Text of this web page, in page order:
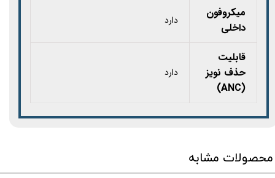
میکروفون
داخلی
دارد
قابلیت
حذف نویز
(ANC)
دارد
محصولات مشابه